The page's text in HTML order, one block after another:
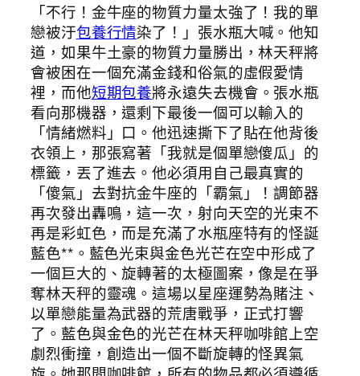
「不行！金牛座的物質力量太強了！我的單
戀被汙包養行情染了！」張水瓶大喊。他知
道，如果牛土豪的物質力量勝出，林天秤將
會被困在一個充滿金錢和俗氣的虛假愛情
裡，而他短期包養將永遠失去機會。張水瓶
看向那機器，還剩下最後一個可以輸入的
「情緒燃料」口。他迅速撕下了貼在他背後
衣領上，那張寫著「我就是個單戀傻瓜」的
標籤，丟了進去。他必須用自己最真實的
「傻氣」去對抗金牛座的「霸氣」！調節器
再次發出轟鳴，這一次，射向天空的光束不
再是彩虹色，而是充滿了水瓶座特有的怪誕
藍色**。藍色光束與金色光芒在空中形成了
一個巨大的、旋轉著的太極圖案，像是在爭
奪林天秤的靈魂。這場以星座運勢為賭注、
以單戀能量為武器的荒唐戰爭，正式打響
了。藍色與金色的光芒在林天秤咖啡館上空
劇烈衝撞，創造出一個不斷旋轉的怪異氣